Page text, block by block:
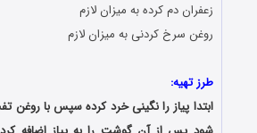
زعفران دم کرده به میزان لازم
روغن سرخ کردنی به میزان لازم
طرز تهیه:
ابتدا پیاز را نگینی خرد کرده سپس با